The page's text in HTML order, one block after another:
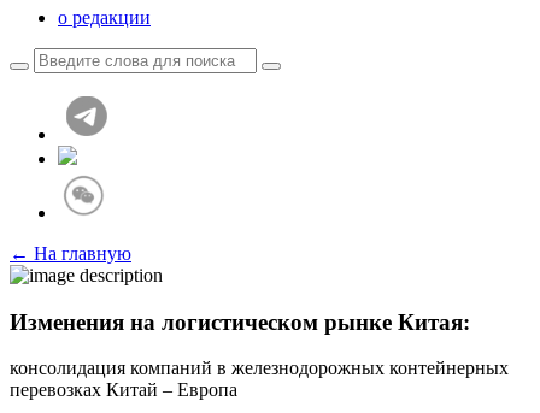
о редакции
← На главную
Изменения на логистическом рынке Китая:
консолидация компаний в железнодорожных контейнерных
перевозках Китай – Европа